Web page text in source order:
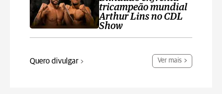
tricampeão mundial
Arthur Lins no CDL
Show
Quero divulgar Ver mais